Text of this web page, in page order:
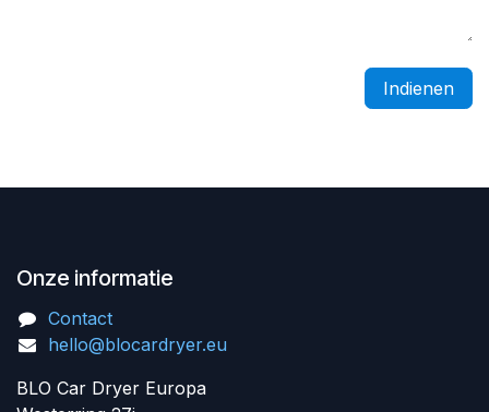
Indienen
Onze informatie
Contact
hello@blocardryer.eu
BLO Car Dryer Europa